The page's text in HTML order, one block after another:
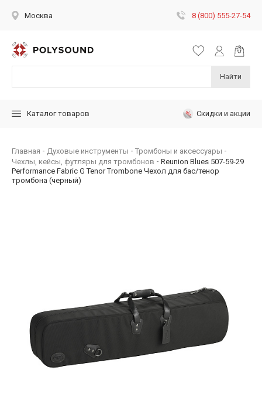
Москва 8 (800) 555-27-54
Найти
Каталог товаров Скидки и акции
Главная Духовые инструменты
Тромбоны и аксессуары
Чехлы, кейсы, футляры для тромбонов
Reunion Blues 507-59-29
Performance Fabric G Tenor Trombone Чехол для бас/тенор
тромбона (черный)